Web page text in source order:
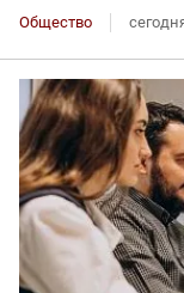
Общество